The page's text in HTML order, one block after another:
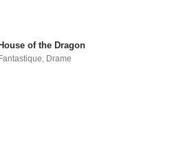
of the Dragon
Drame